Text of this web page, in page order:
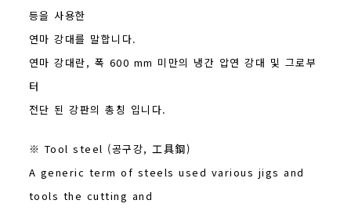
등을 사용한
연마 강대를 말합니다.
연마 강대란, 폭 600 mm 미만의 냉간 압연 강대 및 그로부
터
전단 된 강판의 총칭 입니다.
※ Tool steel (공구강, 工具鋼)
A generic term of steels used various jigs and
tools the cutting and